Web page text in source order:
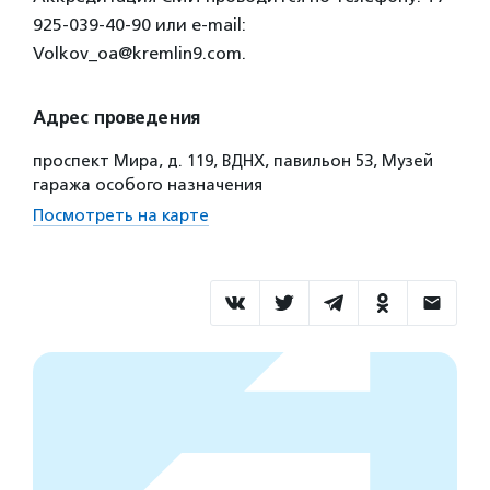
925-039-40-90 или e-mail:
Volkov_oa@kremlin9.com.
Адрес проведения
проспект Мира, д. 119, ВДНХ, павильон 53, Музей
гаража особого назначения
Посмотреть на карте